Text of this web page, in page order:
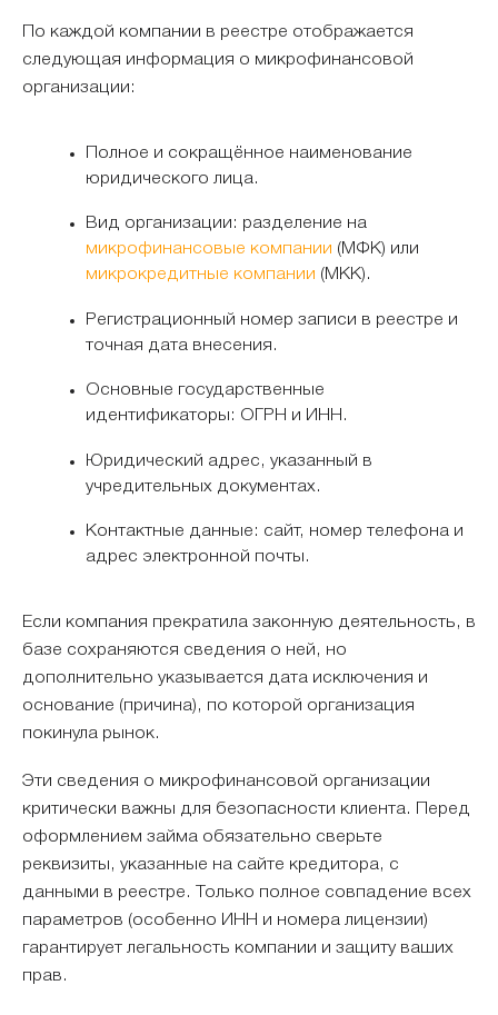
По каждой компании в реестре отображается
следующая информация о микрофинансовой
организации:
Полное и сокращённое наименование
юридического лица.
Вид организации: разделение на
микрофинансовые компании (МФК) или
микрокредитные компании (МКК).
Регистрационный номер записи в реестре и
точная дата внесения.
Основные государственные
идентификаторы: ОГРН и ИНН.
Юридический адрес, указанный в
учредительных документах.
Контактные данные: сайт, номер телефона и
адрес электронной почты.
Если компания прекратила законную деятельность, в
базе сохраняются сведения о ней, но
дополнительно указывается дата исключения и
основание (причина), по которой организация
покинула рынок.
Эти сведения о микрофинансовой организации
критически важны для безопасности клиента. Перед
оформлением займа обязательно сверьте
реквизиты, указанные на сайте кредитора, с
данными в реестре. Только полное совпадение всех
параметров (особенно ИНН и номера лицензии)
гарантирует легальность компании и защиту ваших
прав.